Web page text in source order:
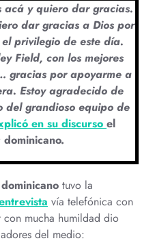
acá y quiero dar gracias.
dar gracias a Dios por
privilegio de este día.
Field, con los mejores
gracias por apoyarme a
Estoy agradecido de
grandioso equipo de
en su discursoel
tuvo la
vía telefónica con
mucha humildad dio
del medio: